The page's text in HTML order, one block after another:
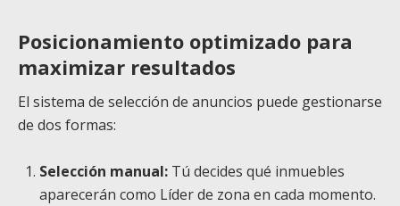
Posicionamiento optimizado para
maximizar resultados
El sistema de selección de anuncios puede gestionarse
de dos formas:
Selección manual: Tú decides qué inmuebles
aparecerán como Líder de zona en cada momento.